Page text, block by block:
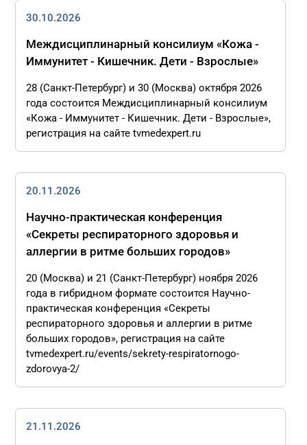
30.10.2026
Междисциплинарный консилиум «Кожа -
Иммунитет - Кишечник. Дети - Взрослые»
28 (Санкт-Петербург) и 30 (Москва) октября 2026
года состоится Междисциплинарный консилиум
«Кожа - Иммунитет - Кишечник. Дети - Взрослые»,
регистрация на сайте tvmedexpert.ru
20.11.2026
Научно-практическая конференция
«Секреты респираторного здоровья и
аллергии в ритме больших городов»
20 (Москва) и 21 (Санкт-Петербург) ноября 2026
года в гибридном формате состоится Научно-
практическая конференция «Секреты
респираторного здоровья и аллергии в ритме
больших городов», регистрация на сайте
tvmedexpert.ru/events/sekrety-respiratornogo-
zdorovya-2/
21.11.2026